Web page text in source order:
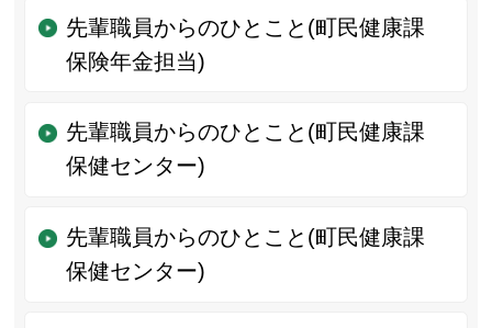
先輩職員からのひとこと(町民健康課
保険年金担当)
先輩職員からのひとこと(町民健康課
保健センター)
先輩職員からのひとこと(町民健康課
保健センター)